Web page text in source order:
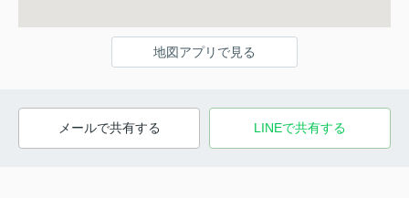
地図アプリで見る
メールで共有する LINEで共有する